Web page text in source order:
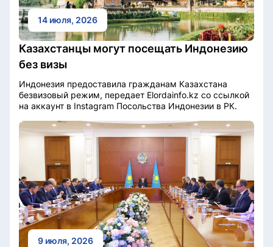
14 июля, 2026
Казахстанцы могут посещать Индонезию
без визы
Индонезия предоставила гражданам Казахстана
безвизовый режим, передает Elordainfo.kz со ссылкой
на аккаунт в Instagram Посольства Индонезии в РК.
9 июля, 2026